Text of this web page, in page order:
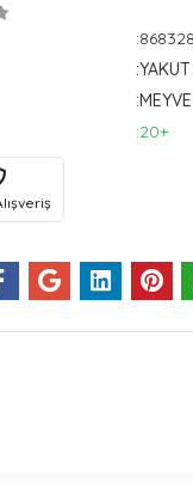
:YAKUT
:20+